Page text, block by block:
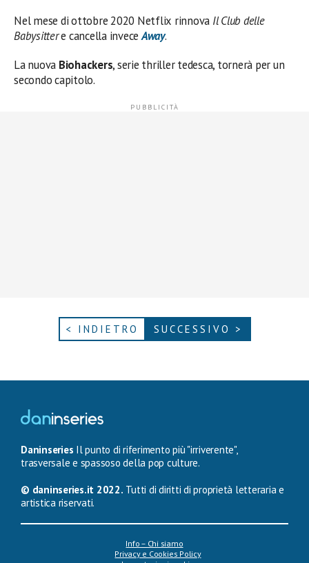
Nel mese di ottobre 2020 Netflix rinnova Il Club delle
Babysittere cancella inveceAway.
La nuova Biohackers, serie thriller tedesca, tornerà per un
secondo capitolo.
< INDIETRO SUCCESSIVO >
Daninseries Il punto di riferimento più "irriverente",
trasversale e spassoso della pop culture.
© daninseries.it 2022. Tutti di diritti di proprietà letteraria e
artistica riservati.
Info – Chi siamo
Privacy e Cookies Policy